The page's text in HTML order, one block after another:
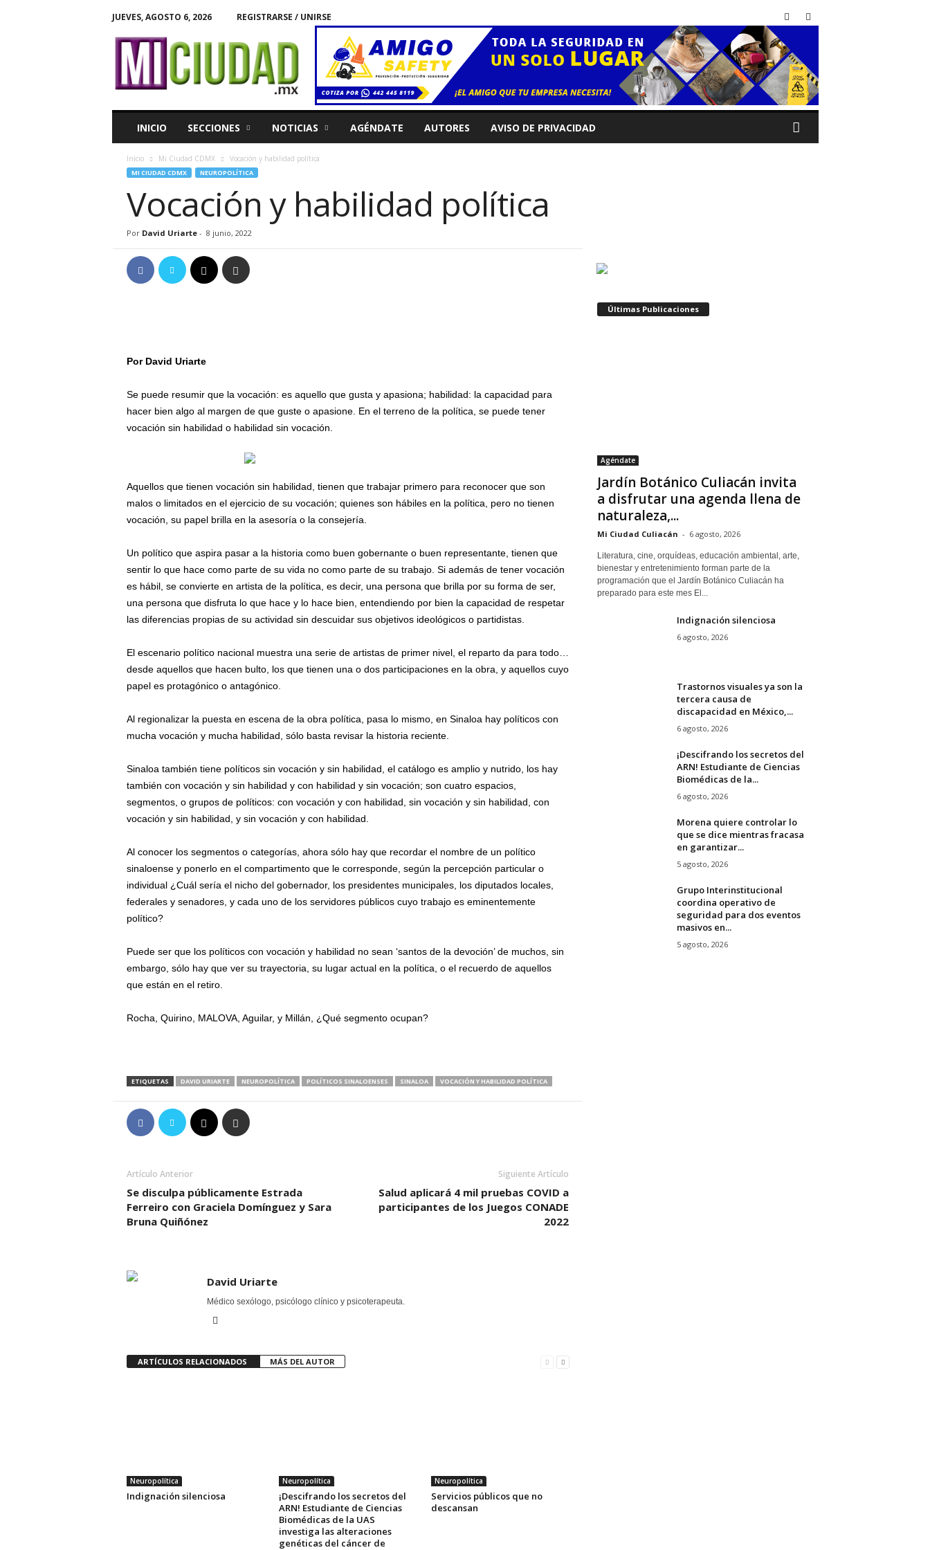
JUEVES, AGOSTO 6, 2026 REGISTRARSE / UNIRSE
u
INICIO SECCIONES NOTICIAS AGÉNDATE AUTORES AVISO DE PRIVACIDAD
Inicio Mi Ciudad CDMX Vocación y habilidad política
MI CIUDAD CDMX NEUROPOLÍTICA
Vocación y habilidad política
Por David Uriarte- 8 junio, 2022
Por David Uriarte
Se puede resumir que la vocación: es aquello que gusta y apasiona; habilidad: la capacidad para
hacer bien algo al margen de que guste o apasione. En el terreno de la política, se puede tener
vocación sin habilidad o habilidad sin vocación.
Aquellos que tienen vocación sin habilidad, tienen que trabajar primero para reconocer que son
malos o limitados en el ejercicio de su vocación; quienes son hábiles en la política, pero no tienen
vocación, su papel brilla en la asesoría o la consejería.
Un político que aspira pasar a la historia como buen gobernante o buen representante, tienen que
sentir lo que hace como parte de su vida no como parte de su trabajo. Si además de tener vocación
es hábil, se convierte en artista de la política, es decir, una persona que brilla por su forma de ser,
una persona que disfruta lo que hace y lo hace bien, entendiendo por bien la capacidad de respetar
las diferencias propias de su actividad sin descuidar sus objetivos ideológicos o partidistas.
El escenario político nacional muestra una serie de artistas de primer nivel, el reparto da para todo…
desde aquellos que hacen bulto, los que tienen una o dos participaciones en la obra, y aquellos cuyo
papel es protagónico o antagónico.
Al regionalizar la puesta en escena de la obra política, pasa lo mismo, en Sinaloa hay políticos con
mucha vocación y mucha habilidad, sólo basta revisar la historia reciente.
Sinaloa también tiene políticos sin vocación y sin habilidad, el catálogo es amplio y nutrido, los hay
también con vocación y sin habilidad y con habilidad y sin vocación; son cuatro espacios,
segmentos, o grupos de políticos: con vocación y con habilidad, sin vocación y sin habilidad, con
vocación y sin habilidad, y sin vocación y con habilidad.
Al conocer los segmentos o categorías, ahora sólo hay que recordar el nombre de un político
sinaloense y ponerlo en el compartimento que le corresponde, según la percepción particular o
individual ¿Cuál sería el nicho del gobernador, los presidentes municipales, los diputados locales,
federales y senadores, y cada uno de los servidores públicos cuyo trabajo es eminentemente
político?
Puede ser que los políticos con vocación y habilidad no sean ‘santos de la devoción’ de muchos, sin
embargo, sólo hay que ver su trayectoria, su lugar actual en la política, o el recuerdo de aquellos
que están en el retiro.
Rocha, Quirino, MALOVA, Aguilar, y Millán, ¿Qué segmento ocupan?
ETIQUETAS DAVID URIARTE NEUROPOLÍTICA POLÍTICOS SINALOENSES SINALOA VOCACIÓN Y HABILIDAD POLÍTICA
Artículo Anterior
Se disculpa públicamente Estrada
Ferreiro con Graciela Domínguez y Sara
Bruna Quiñónez
Siguiente Artículo
Salud aplicará 4 mil pruebas COVID a
participantes de los Juegos CONADE
2022
David Uriarte
Médico sexólogo, psicólogo clínico y psicoterapeuta.
ARTÍCULOS RELACIONADOS MÁS DEL AUTOR
Neuropolítica
Indignación silenciosa
Neuropolítica
¡Descifrando los secretos del
ARN! Estudiante de Ciencias
Biomédicas de la UAS
investiga las alteraciones
genéticas del cáncer de
Neuropolítica
Servicios públicos que no
descansan
Últimas Publicaciones
Agéndate
Jardín Botánico Culiacán invita
a disfrutar una agenda llena de
naturaleza,...
Mi Ciudad Culiacán - 6 agosto, 2026
Literatura, cine, orquídeas, educación ambiental, arte,
bienestar y entretenimiento forman parte de la
programación que el Jardín Botánico Culiacán ha
preparado para este mes El...
Indignación silenciosa
6 agosto, 2026
Trastornos visuales ya son la
tercera causa de
discapacidad en México,...
6 agosto, 2026
¡Descifrando los secretos del
ARN! Estudiante de Ciencias
Biomédicas de la...
6 agosto, 2026
Morena quiere controlar lo
que se dice mientras fracasa
en garantizar...
5 agosto, 2026
Grupo Interinstitucional
coordina operativo de
seguridad para dos eventos
masivos en...
5 agosto, 2026